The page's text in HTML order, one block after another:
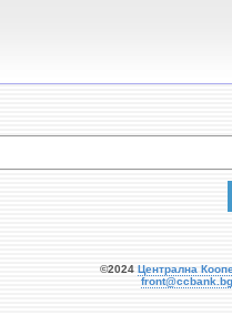
©2024 Централна
front@ccbank.bg